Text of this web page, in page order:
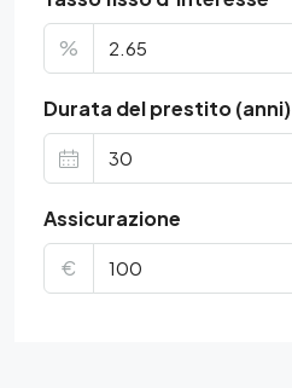
%
Durata del prestito (anni)
Assicurazione
€